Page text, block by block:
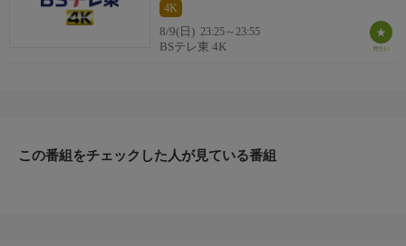
【ナレーター】
び、それに合わせた料理を味わいながら、話をうかがいます。
4K
8/9(日) 23:25～23:55
BSテレ東 4K
この番組をチェックした人が見ている番組